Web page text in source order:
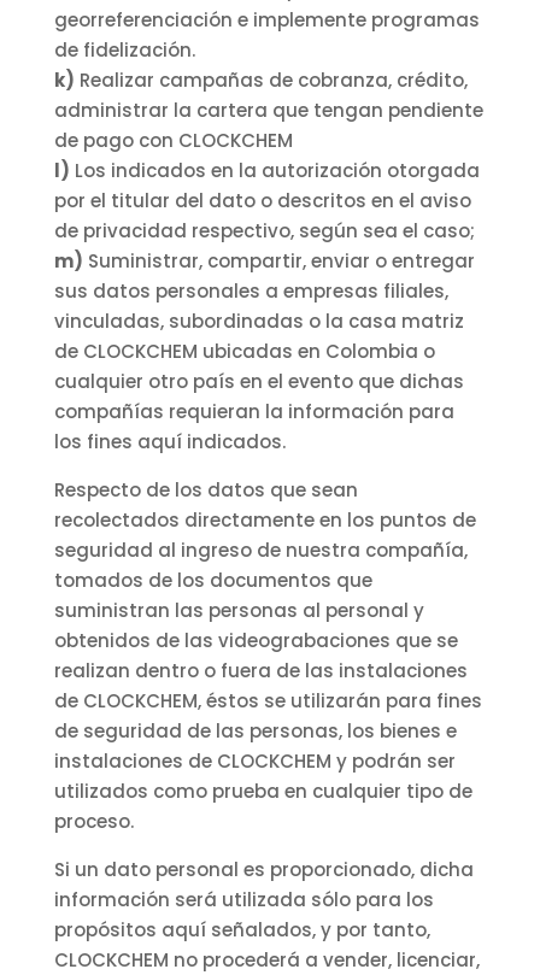
georreferenciación e implemente programas
de fidelización.
k) Realizar campañas de cobranza, crédito,
administrar la cartera que tengan pendiente
de pago con CLOCKCHEM
l) Los indicados en la autorización otorgada
por el titular del dato o descritos en el aviso
de privacidad respectivo, según sea el caso;
m) Suministrar, compartir, enviar o entregar
sus datos personales a empresas filiales,
vinculadas, subordinadas o la casa matriz
de CLOCKCHEM ubicadas en Colombia o
cualquier otro país en el evento que dichas
compañías requieran la información para
los fines aquí indicados.
Respecto de los datos que sean
recolectados directamente en los puntos de
seguridad al ingreso de nuestra compañía,
tomados de los documentos que
suministran las personas al personal y
obtenidos de las videograbaciones que se
realizan dentro o fuera de las instalaciones
de CLOCKCHEM, éstos se utilizarán para fines
de seguridad de las personas, los bienes e
instalaciones de CLOCKCHEM y podrán ser
utilizados como prueba en cualquier tipo de
proceso.
Si un dato personal es proporcionado, dicha
información será utilizada sólo para los
propósitos aquí señalados, y por tanto,
CLOCKCHEM no procederá a vender, licenciar,